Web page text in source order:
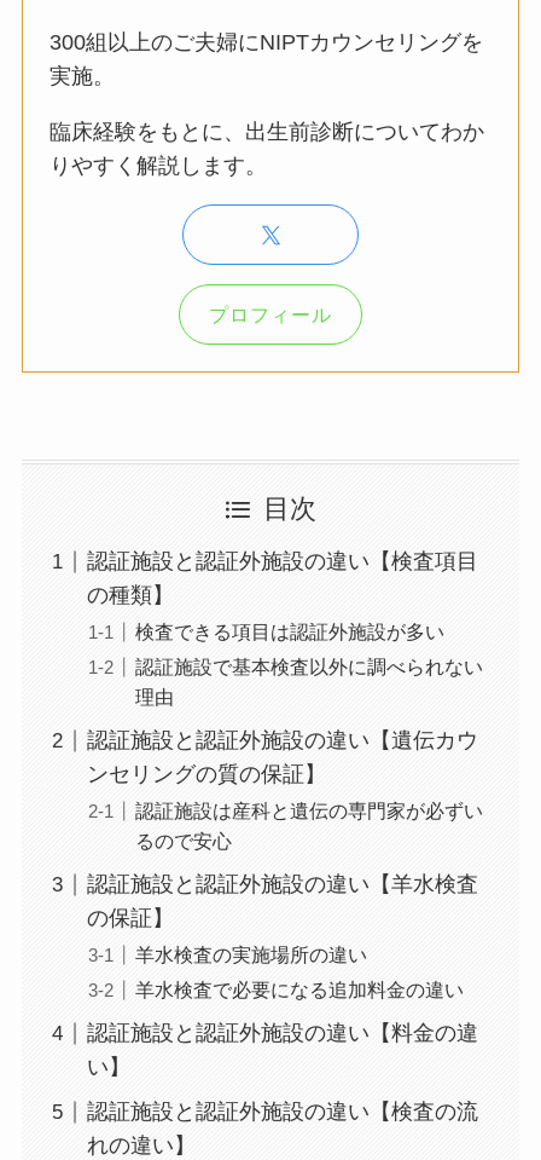
300組以上のご夫婦にNIPTカウンセリングを
実施。
臨床経験をもとに、出生前診断についてわか
りやすく解説します。
プロフィール
目次
認証施設と認証外施設の違い【検査項目
の種類】
検査できる項目は認証外施設が多い
認証施設で基本検査以外に調べられない
理由
認証施設と認証外施設の違い【遺伝カウ
ンセリングの質の保証】
認証施設は産科と遺伝の専門家が必ずい
るので安心
認証施設と認証外施設の違い【羊水検査
の保証】
羊水検査の実施場所の違い
羊水検査で必要になる追加料金の違い
認証施設と認証外施設の違い【料金の違
い】
認証施設と認証外施設の違い【検査の流
れの違い】